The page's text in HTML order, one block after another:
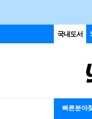
국내도서
빠른분야